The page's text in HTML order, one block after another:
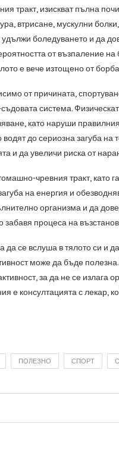
тракт, изискват пълна
втрисане, мускулни
боледуването и да
от възпаление
е вече изтощено от
от причината,
система.
като наруши
до сериозна загуба
и да увеличи риска от
чревния тракт, като
на енергия и
организма и да
забавя процеса на
да се вслуша в тялото си
може да бъде
за да не се
е консултацията с лекар,
ПОЛЕЗНО СПОРТ